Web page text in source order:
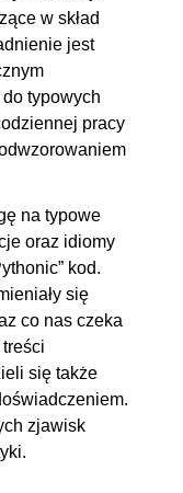
00:02:09
w skład
jest
typowych
pracy
na typowe
oraz idiomy
kod.
się
co nas czeka
się także
zjawisk